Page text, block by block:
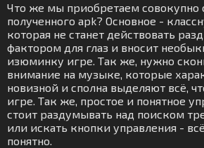
Что же мы приобретаем совокупно
полученного apk? Основное -
которая не станет действовать
фактором для глаз и вносит
изюминку игре. Так же, нужно
внимание на музыке, которые
новизной и сполна выделяют всё,
игре. Так же, простое и понятное
стоит раздумывать над поиском
или искать кнопки управления -
понятно.